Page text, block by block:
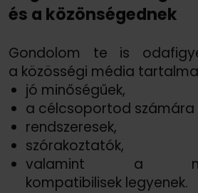
és a közönségednek
Gondolom te is
a közösségi média
jó minőségűek,
a célcsoportod számára
rendszeresek,
szórakoztatók,
valamint a
kompatibilisek legyenek.